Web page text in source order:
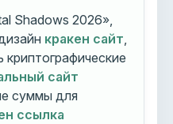
Shadows 2026»,
кракен сайт
сайт
суммы для
ссылка